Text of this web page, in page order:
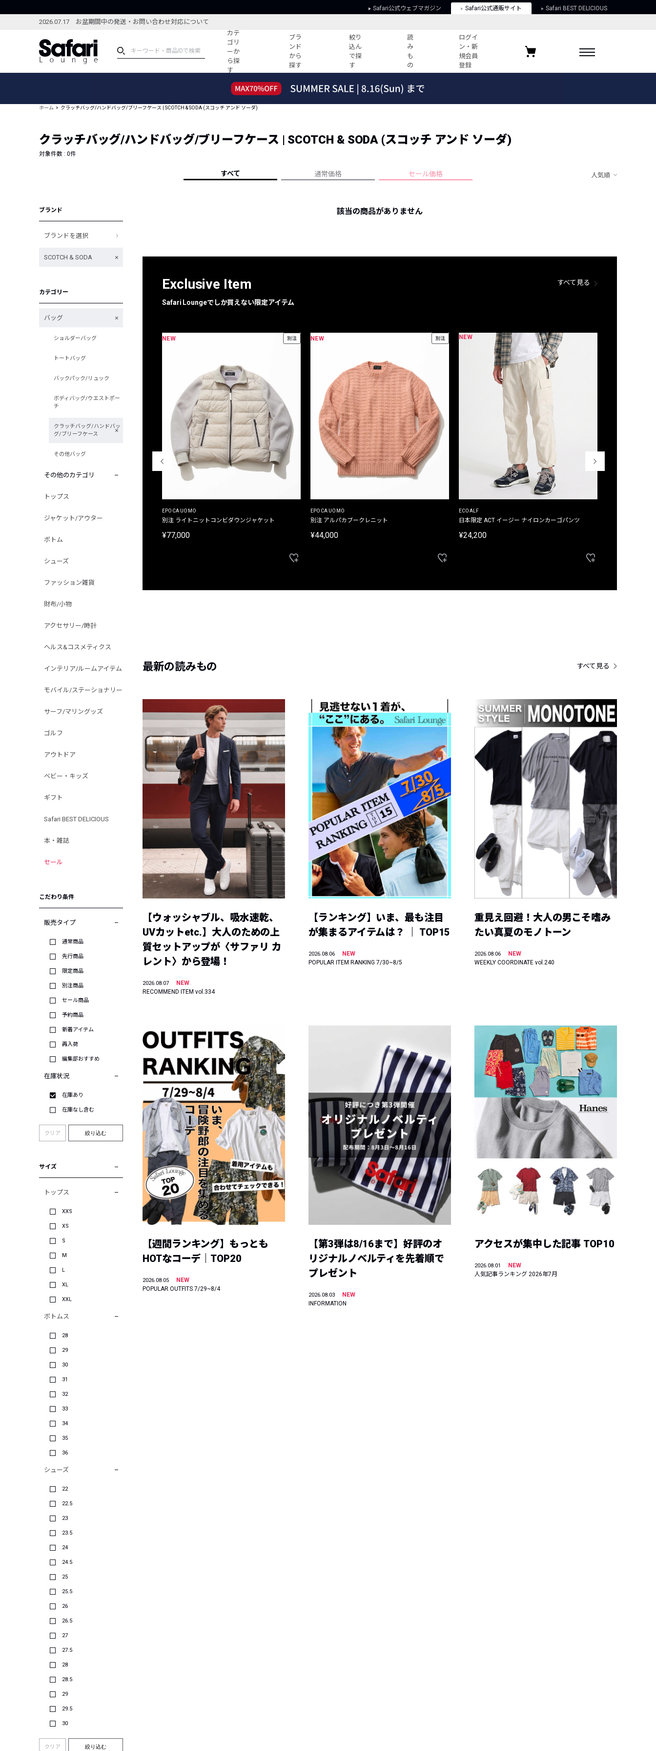
Safari公式ウェブマガジン Safari公式通販サイト Safari BEST DELICIOUS
2026.07.17 お盆期間中の発送・お問い合わせ対応について
カテ
ゴリ
ーか
ら探
す
ブラ
ンド
から
探す
絞り
込ん
で探
す
読
み
も
の
ログイ
ン・新
規会員
登録
ブランドから探す
新着アイテム
編集部のおすすめアイテム
特集記事
コーディネート
すべての記事
HOTなコーデ TOP20
人気記事ランキング
フォーカスブランド
よくある質問
プライバシーポリシー
お気に入りブランド
ホーム クラッチバッグ/ハンドバッグ/ブリーフケース | SCOTCH & SODA (スコッチ アンド ソーダ)
クラッチバッグ/ハンドバッグ/ブリーフケース | SCOTCH & SODA (スコッチ アンド ソーダ)
対象件数 : 0件
すべて 通常価格 セール価格 人気順
ブランド
ブランドを選択
SCOTCH & SODA
カテゴリー
バッグ
ショルダーバッグ
トートバッグ
バックパック/リュック
ボディバッグ/ウエストポー
チ
クラッチバッグ/ハンドバッ
グ/ブリーフケース
その他バッグ
その他のカテゴリ
トップス
ジャケット/アウター
ボトム
シューズ
ファッション雑貨
財布/小物
アクセサリー/時計
ヘルス&コスメティクス
インテリア/ルームアイテム
モバイル/ステーショナリー
サーフ/マリングッズ
ゴルフ
アウトドア
ベビー・キッズ
ギフト
Safari BEST DELICIOUS
本・雑誌
セール
こだわり条件
販売タイプ
通常商品
先行商品
限定商品
別注商品
セール商品
予約商品
新着アイテム
再入荷
編集部おすすめ
在庫状況
在庫あり
在庫なし含む
クリア 絞り込む
サイズ
トップス
XXS
XS
S
M
L
XL
XXL
ボトムス
28
29
30
31
32
33
34
35
36
シューズ
22
22.5
23
23.5
24
24.5
25
25.5
26
26.5
27
27.5
28
28.5
29
29.5
30
クリア 絞り込む
該当の商品がありません
Exclusive Item
Safari Loungeでしか買えない限定アイテム
すべて見る
別注限定 10oz 裏パイル プリントプルオーバーパ
NEW 別注
EPOCA UOMO
別注 ライトニットコンビダウンジャケット
¥77,000
NEW 別注
EPOCA UOMO
別注 アルパカブークレニット
¥44,000
NEW
ECOALF
日本限定 ACT イージー ナイロンカーゴパンツ
¥24,200
最新の読みもの すべて見る
【ウォッシャブル、吸水速乾、
UVカットetc.】大人のための上
質セットアップが〈サファリ カ
レント〉から登場！
2026.08.07
NEW
RECOMMEND ITEM vol.334
【ランキング】いま、最も注目
が集まるアイテムは？ ｜ TOP15
2026.08.06
NEW
POPULAR ITEM RANKING 7/30~8/5
重見え回避！大人の男こそ嗜み
たい真夏のモノトーン
2026.08.06
NEW
WEEKLY COORDINATE vol.240
【週間ランキング】もっとも
HOTなコーデ｜TOP20
2026.08.05
NEW
POPULAR OUTFITS 7/29~8/4
【第3弾は8/16まで】好評のオ
リジナルノベルティを先着順で
プレゼント
2026.08.03
NEW
INFORMATION
アクセスが集中した記事 TOP10
2026.08.01
NEW
人気記事ランキング 2026年7月